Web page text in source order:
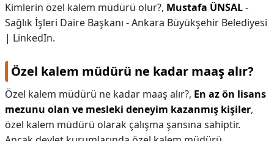
Kimlerin özel kalem müdürü olur?, Mustafa ÜNSAL-
Sağlık İşleri Daire Başkanı - Ankara Büyükşehir Belediyesi
| LinkedIn.
Özel kalem müdürü ne kadar maaş alır?
Özel kalem müdürü ne kadar maaş alır?, En az ön lisans
mezunu olan ve mesleki deneyim kazanmış kişiler,
özel kalem müdürü olarak çalışma şansına sahiptir.